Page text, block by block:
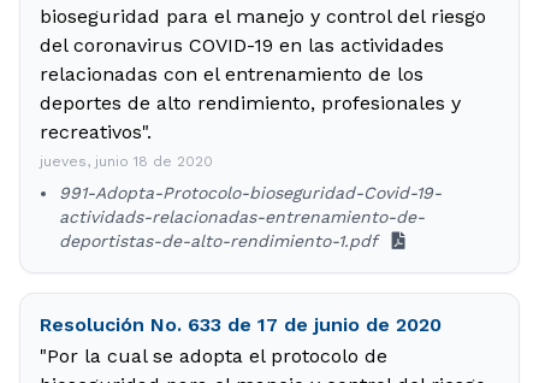
bioseguridad para el manejo y control del riesgo
del coronavirus COVID-19 en las actividades
relacionadas con el entrenamiento de los
deportes de alto rendimiento, profesionales y
recreativos".
jueves, junio 18 de 2020
991-Adopta-Protocolo-bioseguridad-Covid-19-
actividads-relacionadas-entrenamiento-de-
deportistas-de-alto-rendimiento-1.pdf
Resolución No. 633 de 17 de junio de 2020
"Por la cual se adopta el protocolo de